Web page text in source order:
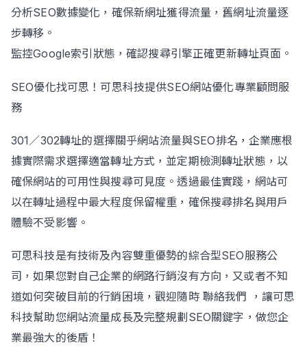
分析SEO數據變化，確保新網址獲得流量，舊網址流量逐
步轉移。
監控Google索引狀態，確認搜尋引擎正確更新轉址頁面。
SEO優化找可思！可思科技提供SEO網站優化專業顧問服
務
301／302轉址的選擇關乎網站流量與SEO排名，企業應根
據實際需求選擇適當轉址方式，並定期檢測轉址狀態，以
確保網站的可用性與搜尋可見度。透過最佳實踐，網站可
以在轉址過程中最大程度保留權重，確保搜尋排名與用戶
體驗不受影響。
可思科技是有技術及內容雙重優勢的綜合型SEO服務公
司，如果您對自己企業的網路行銷沒有方向，又或者不知
道如何突破目前的行銷困境，觀迎隨時 聯絡我們 ，讓可思
科技幫助您網站流量成長及完整規劃SEO關鍵字，做您企
業最強大的後盾！